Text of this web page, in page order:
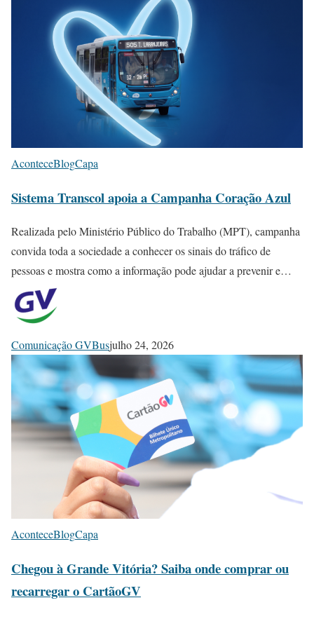
AconteceBlogCapa
Sistema Transcol apoia a Campanha Coração Azul
Realizada pelo Ministério Público do Trabalho (MPT), campanha
convida toda a sociedade a conhecer os sinais do tráfico de
pessoas e mostra como a informação pode ajudar a prevenir e…
Comunicação GVBusjulho 24, 2026
AconteceBlogCapa
Chegou à Grande Vitória? Saiba onde comprar ou
recarregar o CartãoGV